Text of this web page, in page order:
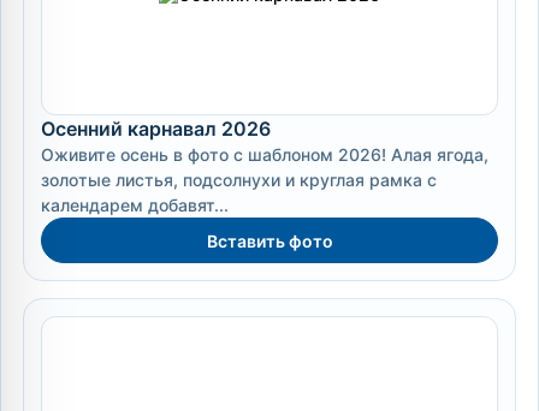
Осенний карнавал 2026
Оживите осень в фото с шаблоном 2026! Алая ягода,
золотые листья, подсолнухи и круглая рамка с
календарем добавят...
Вставить фото